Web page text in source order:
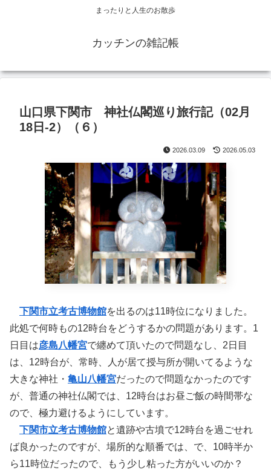
まったりと人生のお散歩
カッチンの雑記帳
山口県下関市 神社仏閣巡り旅行記（02月
18日-2）（６）
2026.03.09 2026.05.03
下関市立考古博物館を出るのは11時位になりました。
此処で何時もの12時台をどうするかの問題があります。1
日目は彦島八幡宮で纏めて頂いたので問題なし、2日目
は、12時台が、常時、人が居て授与所が開いてるような
大きな神社・ 亀山八幡宮だったので問題なかったのです
が、普通の神社仏閣では、12時台はお昼ご飯の時間帯な
ので、極力避けるようにしています。
下関市立考古博物館と遺跡や古墳で12時台を過ごせれ
ば良かったのですが、場所的な順番では、で、10時半か
ら11時位だったので、もう少し粘った方がいいのか？